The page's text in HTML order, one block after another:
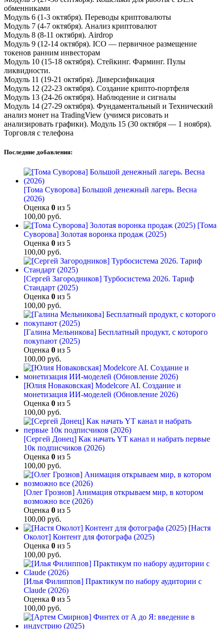
обменниками
Модуль 6 (1-3 октября). Переводы криптовалюты
Модуль 7 (4-7 октября). Анализ криптовалют
Модуль 8 (8-11 октября). Airdrop
Модуль 9 (12-14 октября). ICO — первичное размещение
токенов ранним инвесторам
Модуль 10 (15-18 октября). Стейкинг. Фарминг. Пулы
ликвидности.
Модуль 11 (19-21 октября). Диверсификация
Модуль 12 (22-23 октября). Создание крипто-портфеля
Модуль 13 (24-26 октября). Наблюдение и сигналы
Модуль 14 (27-29 октября). Фундаментальный и Технический
анализ монет на TradingView (учимся рисовать и
анализировать графики). Модуль 15 (30 октября — 1 ноября).
Торговля с телефона
Последние добавления:
[Тома Суворова] Большой денежный лагерь. Весна
(2026)
Оценка 0 из 5
100,00 руб.
[Тома
Суворова] Золотая воронка продаж (2025)
Оценка 0 из 5
100,00 руб.
[Сергей Загородников] Турбосистема 2026. Тариф
Стандарт (2025)
Оценка 0 из 5
100,00 руб.
[Галина Мельникова] Бесплатный продукт, с которого
покупают (2025)
Оценка 0 из 5
100,00 руб.
[Юлия Новаковская] Modelcore AI. Создание и
монетизация ИИ-моделей (Обновление 2026)
Оценка 0 из 5
100,00 руб.
[Сергей Донец] Как начать YT канал и набрать первые
10к подписчиков (2026)
Оценка 0 из 5
100,00 руб.
[Олег Грознов] Анимация открываем мир, в котором
возможно все (2026)
Оценка 0 из 5
100,00 руб.
[Настя
Околот] Контент для фотографа (2025)
Оценка 0 из 5
100,00 руб.
[Илья Филиппов] Практикум по набору аудитории с
Claude (2026)
Оценка 0 из 5
100,00 руб.